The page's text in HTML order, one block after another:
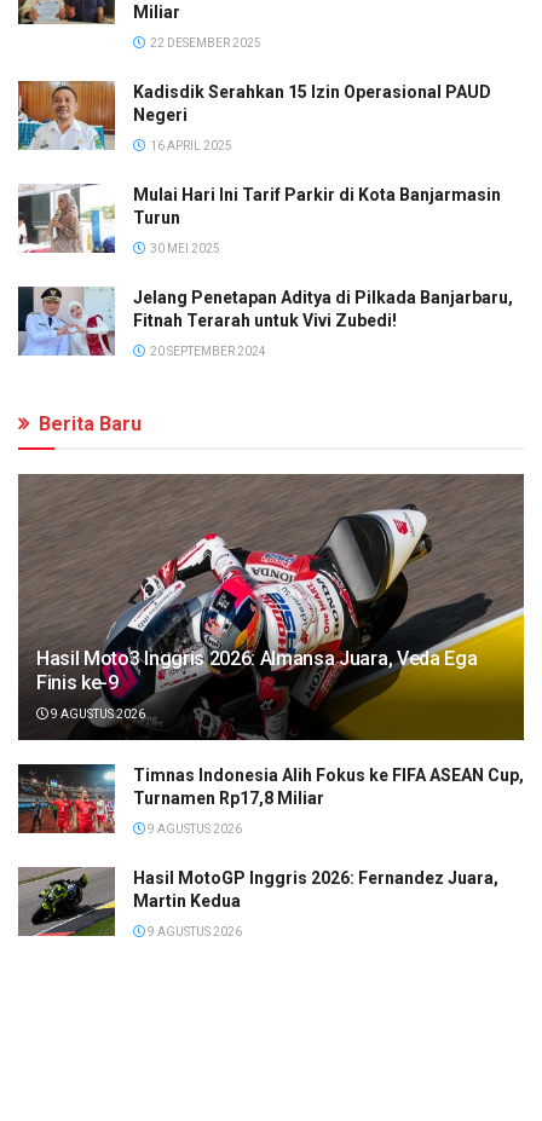
Miliar
22 DESEMBER 2025
Kadisdik Serahkan 15 Izin Operasional PAUD
Negeri
16 APRIL 2025
Mulai Hari Ini Tarif Parkir di Kota Banjarmasin
Turun
30 MEI 2025
Jelang Penetapan Aditya di Pilkada Banjarbaru,
Fitnah Terarah untuk Vivi Zubedi!
20 SEPTEMBER 2024
Berita Baru
Hasil Moto3 Inggris 2026: Almansa Juara, Veda Ega
Finis ke-9
9 AGUSTUS 2026
Timnas Indonesia Alih Fokus ke FIFA ASEAN Cup,
Turnamen Rp17,8 Miliar
9 AGUSTUS 2026
Hasil MotoGP Inggris 2026: Fernandez Juara,
Martin Kedua
9 AGUSTUS 2026